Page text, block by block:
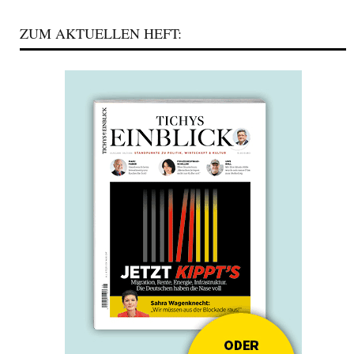
ZUM AKTUELLEN HEFT: